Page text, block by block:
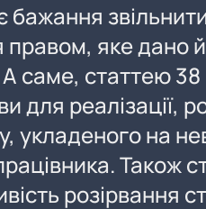
правом, яке дано
саме, статтею
для реалізації,
укладеного на
Також
розірвання